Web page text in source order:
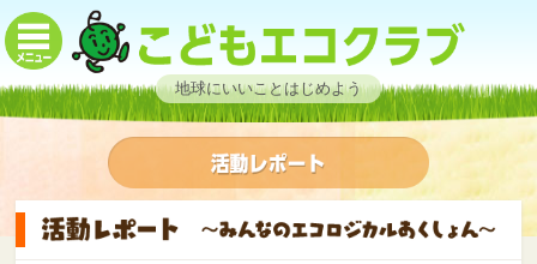
地球にいいことはじめよう